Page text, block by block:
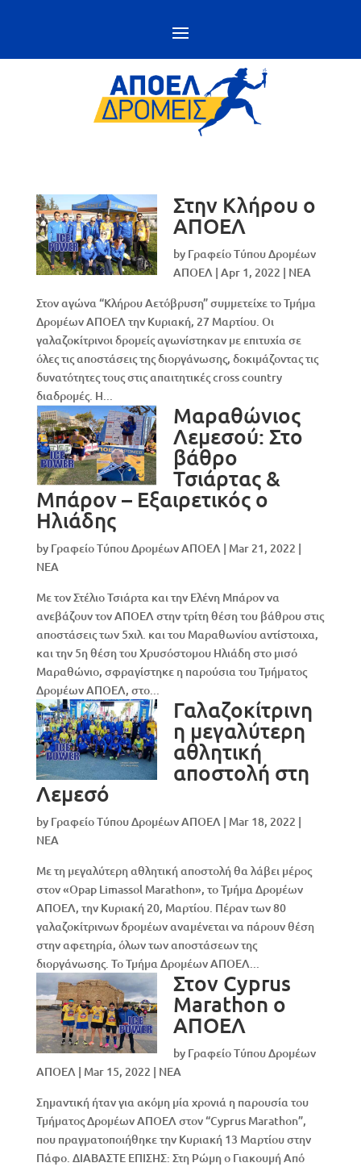
Στην Κλήρου ο
ΑΠΟΕΛ
by Γραφείο Τύπου Δρομέων
ΑΠΟΕΛ | Apr 1, 2022 | NEA
Στον αγώνα “Κλήρου Αετόβρυση” συμμετείχε το Τμήμα
Δρομέων ΑΠΟΕΛ την Κυριακή, 27 Μαρτίου. Οι
γαλαζοκίτρινοι δρομείς αγωνίστηκαν με επιτυχία σε
όλες τις αποστάσεις της διοργάνωσης, δοκιμάζοντας τις
δυνατότητες τους στις απαιτητικές cross country
διαδρομές. Η...
Μαραθώνιος
Λεμεσού: Στο
βάθρο
Τσιάρτας &
Μπάρον – Εξαιρετικός ο
Ηλιάδης
by Γραφείο Τύπου Δρομέων ΑΠΟΕΛ | Mar 21, 2022 |
NEA
Με τον Στέλιο Τσιάρτα και την Ελένη Μπάρον να
ανεβάζουν τον ΑΠΟΕΛ στην τρίτη θέση του βάθρου στις
αποστάσεις των 5χιλ. και του Μαραθωνίου αντίστοιχα,
και την 5η θέση του Χρυσόστομου Ηλιάδη στο μισό
Μαραθώνιο, σφραγίστηκε η παρούσια του Τμήματος
Δρομέων ΑΠΟΕΛ, στο...
Γαλαζοκίτρινη
η μεγαλύτερη
αθλητική
αποστολή στη
Λεμεσό
by Γραφείο Τύπου Δρομέων ΑΠΟΕΛ | Mar 18, 2022 |
NEA
Με τη μεγαλύτερη αθλητική αποστολή θα λάβει μέρος
στον «Opap Limassol Marathon», το Τμήμα Δρομέων
ΑΠΟΕΛ, την Κυριακή 20, Μαρτίου. Πέραν των 80
γαλαζοκίτρινων δρομέων αναμένεται να πάρουν θέση
στην αφετηρία, όλων των αποστάσεων της
διοργάνωσης. Το Τμήμα Δρομέων ΑΠΟΕΛ...
Στον Cyprus
Marathon ο
ΑΠΟΕΛ
by Γραφείο Τύπου Δρομέων
ΑΠΟΕΛ | Mar 15, 2022 | NEA
Σημαντική ήταν για ακόμη μία χρονιά η παρουσία του
Τμήματος Δρομέων ΑΠΟΕΛ στον “Cyprus Marathon”,
που πραγματοποιήθηκε την Κυριακή 13 Μαρτίου στην
Πάφο. ΔΙΑΒΑΣΤΕ ΕΠΙΣΗΣ: Στη Ρώμη ο Γιακουμή Από